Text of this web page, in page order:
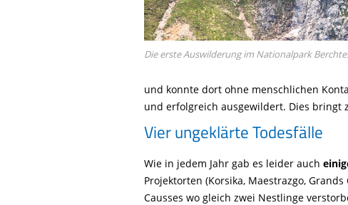
Die erste Auswilderung im Nationalpark
und konnte dort ohne menschlichen
und erfolgreich ausgewildert. Dies bringt
Vier ungeklärte Todesfälle
Wie in jedem Jahr gab es leider auch
Projektorten (Korsika, Maestrazgo,
Causses wo gleich zwei Nestlinge